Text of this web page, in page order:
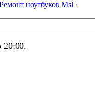
Ремонт ноутбуков Msi ›
20:00.